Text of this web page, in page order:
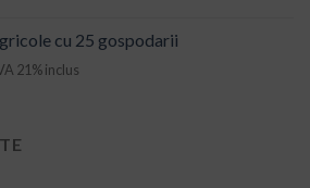
cu 25 gospodarii
21% inclus